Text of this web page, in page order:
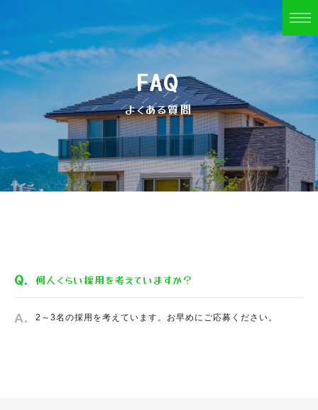
FAQ
よくある質問
何人くらい採用を考えていますか？
2～3名の採用を考えています。お早めにご応募ください。